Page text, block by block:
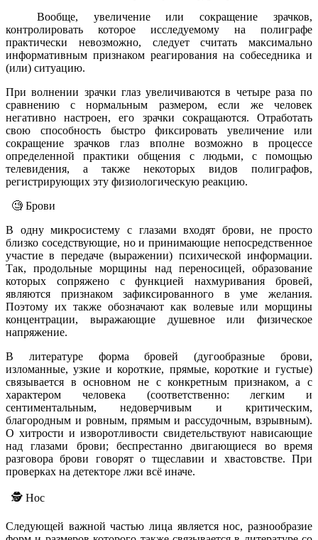
Вообще, увеличение или сокращение зрачков,
контролировать которое исследуемому на полиграфе
практически невозможно, следует считать максимально
информативным признаком реагирования на собеседника и
(или) ситуацию.
При волнении зрачки глаз увеличиваются в четыре раза по
сравнению с нормальным размером, если же человек
негативно настроен, его зрачки сокращаются. Отработать
свою способность быстро фиксировать увеличение или
сокращение зрачков глаз вполне возможно в процессе
определенной практики общения с людьми, с помощью
телевидения, а также некоторых видов полиграфов,
регистрирующих эту физиологическую реакцию.
🧐 Брови
В одну микросистему с глазами входят брови, не просто
близко соседствующие, но и принимающие непосредственное
участие в передаче (выражении) психической информации.
Так, продольные морщины над переносицей, образование
которых сопряжено с функцией нахмуривания бровей,
являются признаком зафиксированного в уме желания.
Поэтому их также обозначают как волевые или морщины
концентрации, выражающие душевное или физическое
напряжение.
В литературе форма бровей (дугообразные брови,
изломанные, узкие и короткие, прямые, короткие и густые)
связывается в основном не с конкретным признаком, а с
характером человека (соответственно: легким и
сентиментальным, недоверчивым и критическим,
благородным и ровным, прямым и рассудочным, взрывным).
О хитрости и изворотливости свидетельствуют нависающие
над глазами брови; беспрестанно двигающиеся во время
разговора брови говорят о тщеславии и хвастовстве. При
проверках на детекторе лжи всё иначе.
🕵️ Нос
Следующей важной частью лица является нос, разнообразие